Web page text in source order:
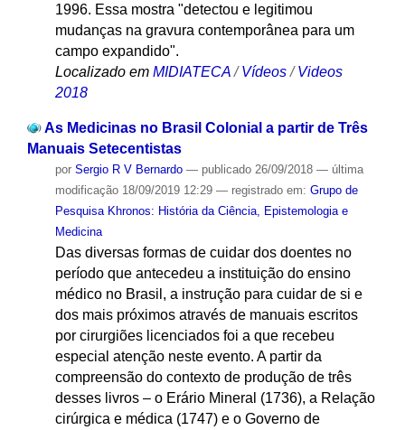
1996. Essa mostra "detectou e legitimou
mudanças na gravura contemporânea para um
campo expandido".
Localizado em MIDIATECA /Vídeos /Videos
2018
As Medicinas no Brasil Colonial a partir de Três
Manuais Setecentistas
por Sergio R V Bernardo — publicado26/09/2018 — última
modificação18/09/2019 12:29 — registrado em: Grupo de
Pesquisa Khronos: História da Ciência, Epistemologia e
Medicina
Das diversas formas de cuidar dos doentes no
período que antecedeu a instituição do ensino
médico no Brasil, a instrução para cuidar de si e
dos mais próximos através de manuais escritos
por cirurgiões licenciados foi a que recebeu
especial atenção neste evento. A partir da
compreensão do contexto de produção de três
desses livros – o Erário Mineral (1736), a Relação
cirúrgica e médica (1747) e o Governo de